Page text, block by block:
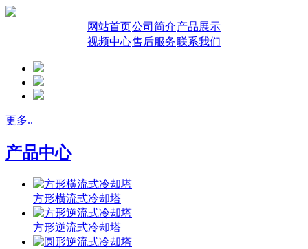
网站首页公司简介产品展示
视频中心售后服务联系我们
更多..
产品中心
方形横流式冷却塔
方形逆流式冷却塔